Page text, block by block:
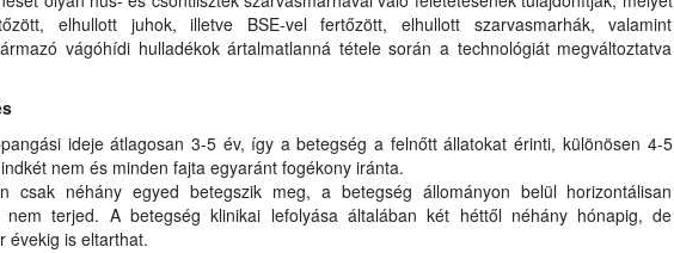
elhullott juhok, illetve BSE-vel fertőzött, elhullott szarvasmarhák, valamint
vágóhídi hulladékok ártalmatlanná tétele során a technológiát megváltoztatva
ideje átlagosan 3-5 év, így a betegség a felnőtt állatokat érinti, különösen 4-5
nem és minden fajta egyaránt fogékony iránta.
csak néhány egyed betegszik meg, a betegség állományon belül horizontálisan
nem terjed. A betegség klinikai lefolyása általában két héttől néhány hónapig, de
évekig is eltarthat.